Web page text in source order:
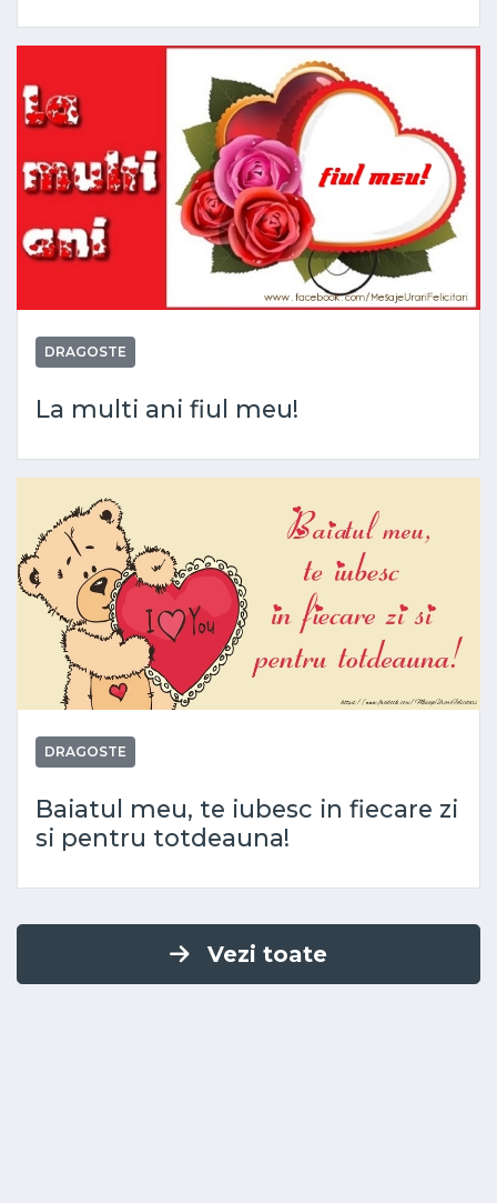
DRAGOSTE
La multi ani fiul meu!
DRAGOSTE
Baiatul meu, te iubesc in fiecare zi
si pentru totdeauna!
Vezi toate